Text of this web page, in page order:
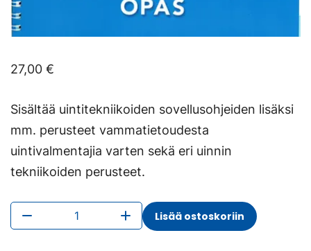
27,00 €
Sisältää uintitekniikoiden sovellusohjeiden lisäksi
mm. perusteet vammatietoudesta
uintivalmentajia varten sekä eri uinnin
tekniikoiden perusteet.
Soveltavan
uintitekniikan
Lisää ostoskoriin